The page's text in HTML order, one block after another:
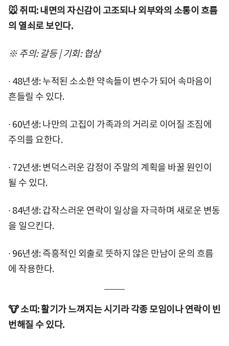
🐭 쥐띠: 내면의 자신감이 고조되나 외부와의 소통이 흐름
의 열쇠로 보인다.
※ 주의: 갈등 | 기회: 협상
∙ 48년생: 누적된 소소한 약속들이 변수가 되어 속마음이
흔들릴 수 있다.
∙ 60년생: 나만의 고집이 가족과의 거리로 이어질 조짐에
주의를 요한다.
∙ 72년생: 변덕스러운 감정이 주말의 계획을 바꿀 원인이
될 수 있다.
∙ 84년생: 갑작스러운 연락이 일상을 자극하며 새로운 변동
을 일으킨다.
∙ 96년생: 즉흥적인 외출로 뜻하지 않은 만남이 운의 흐름
에 작용한다.
🐮 소띠: 활기가 느껴지는 시기라 각종 모임이나 연락이 빈
번해질 수 있다.